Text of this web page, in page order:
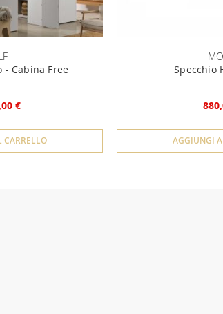
- Cabina Free
€
CARRELLO
Specchio
AGGIUNGI